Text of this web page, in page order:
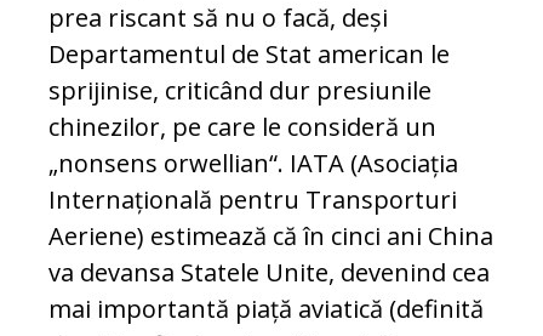
prea riscant să nu o facă, deși
Departamentul de Stat american le
sprijinise, criticând dur presiunile
chinezilor, pe care le consideră un
„nonsens orwellian“. IATA (Asociația
Internațională pentru Transporturi
Aeriene) estimează că în cinci ani China
va devansa Statele Unite, devenind cea
mai importantă piață aviatică (definită